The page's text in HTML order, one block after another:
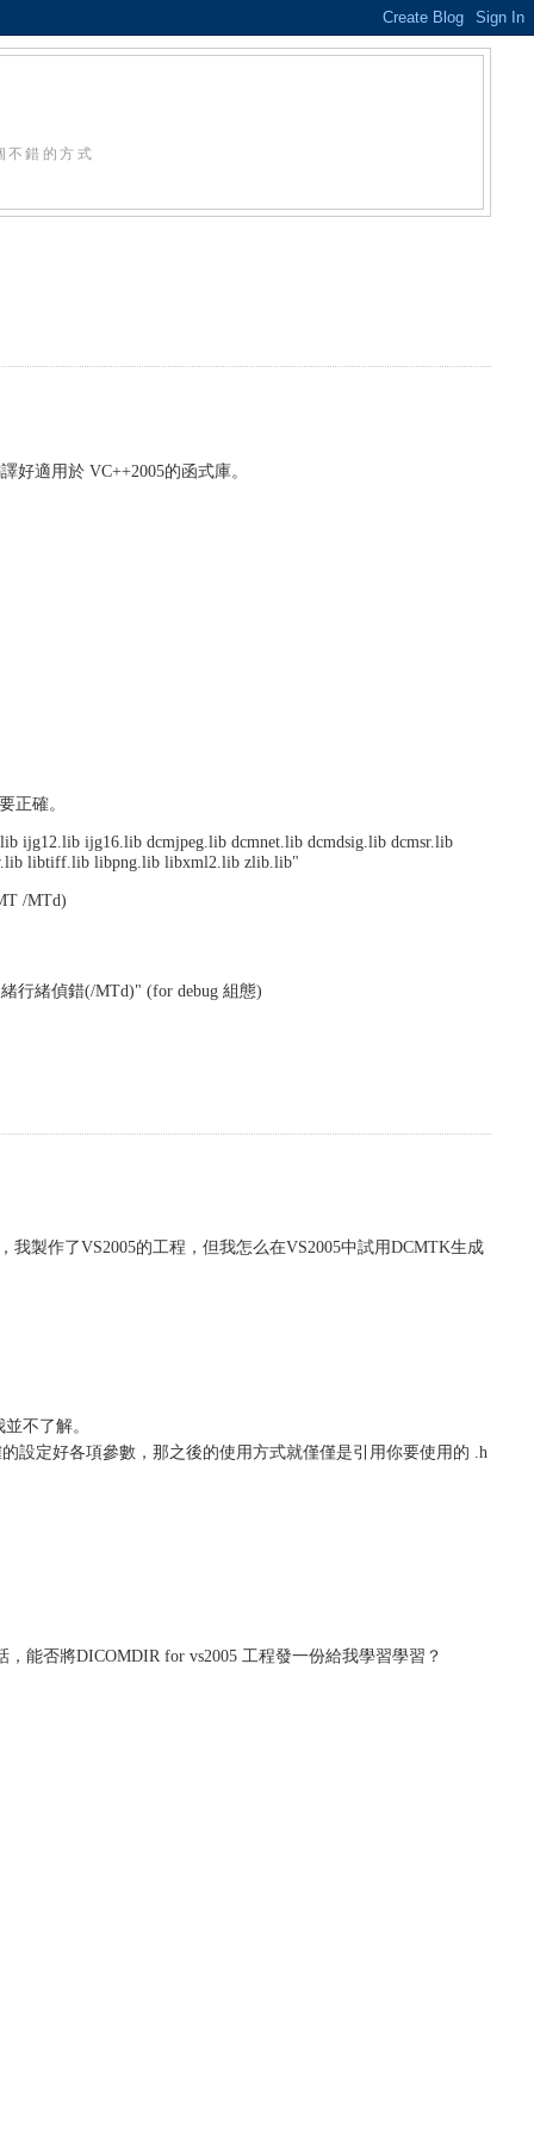
不錯的方式
好適用於 VC++2005的函式庫。
正確。
ijg12.lib ijg16.lib dcmjpeg.lib dcmnet.lib dcmdsig.lib dcmsr.lib
libtiff.lib libpng.lib libxml2.lib zlib.lib"
/MTd)
行緒偵錯(/MTd)" (for debug 組態)
製作了VS2005的工程，但我怎么在VS2005中試用DCMTK生成
不了解。
設定好各項參數，那之後的使用方式就僅僅是引用你要使用的 .h
能否將DICOMDIR for vs2005 工程發一份給我學習學習？